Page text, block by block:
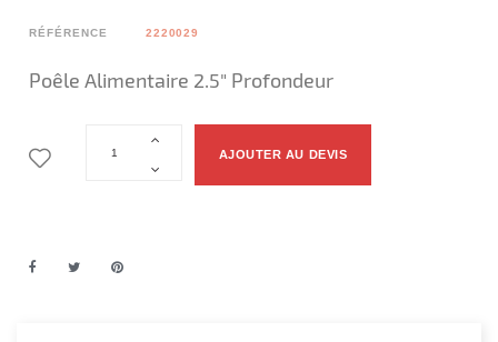
RÉFÉRENCE 2220029
Poêle Alimentaire 2.5" Profondeur
AJOUTER AU DEVIS